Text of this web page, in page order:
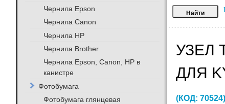
УЗЕЛ
ДЛЯ
(КОД: 70524)
Чернила Epson
Чернила Canon
Чернила HP
Чернила Brother
Чернила Epson, Canon, HP в
канистре
Фотобумага
Фотобумага глянцевая